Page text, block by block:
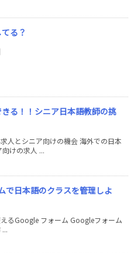
る？
る！！シニア日本語教師の挑
人とシニア向けの機会 海外での日本
けの求人 ...
で日本語のクラスを管理しよ
るGoogle フォーム Googleフォーム